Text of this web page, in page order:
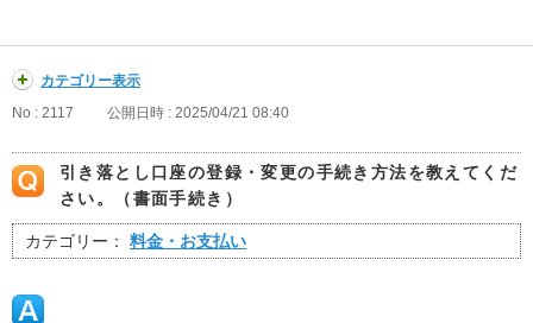
カテゴリー表示
No : 2117
公開日時 : 2025/04/21 08:40
引き落とし口座の登録・変更の手続き方法を教えてくだ
さい。（書面手続き）
カテゴリー： 料金・お支払い